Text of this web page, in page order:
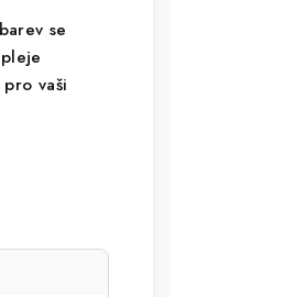
se
vaši